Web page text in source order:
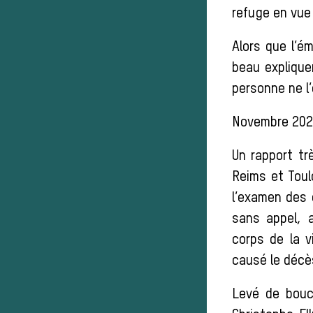
refuge en
Alors que
beau
personne ne
Novembre
Un rapport
Reims et
l’examen
sans appel,
corps de la
causé le
Levé de